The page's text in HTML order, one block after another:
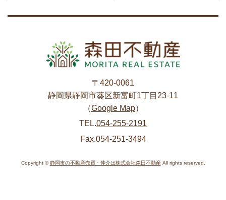
〒420-0061
静岡県静岡市葵区新富町1丁目23-11
（Google Map）
TEL.054-255-2191
Fax.054-251-3494
Copyright ©静岡市の不動産売買・仲介は株式会社森田不動産All rights reserved.